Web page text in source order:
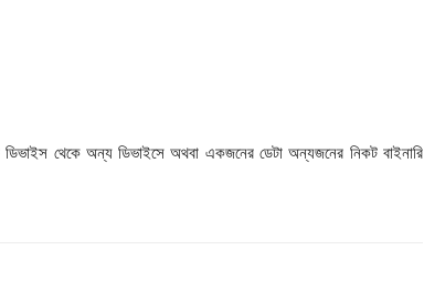
থেকে অন্য ডিভাইসে অথবা একজনের ডেটা অন্যজনের নিকট বাইনারি